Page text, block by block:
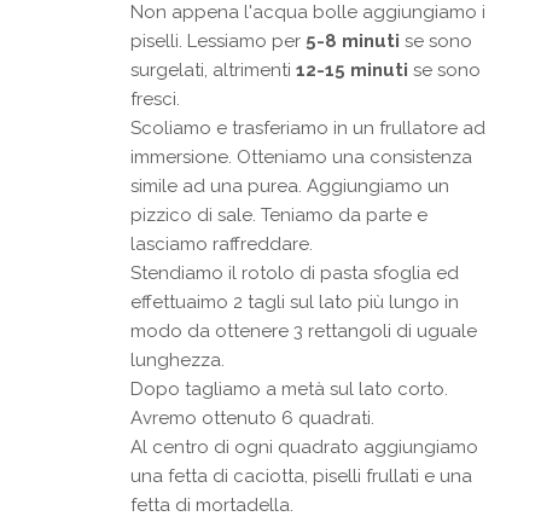
Non appena l'acqua bolle aggiungiamo i
piselli. Lessiamo per 5-8 minuti se sono
surgelati, altrimenti12-15 minuti se sono
fresci.
Scoliamo e trasferiamo in un frullatore ad
immersione. Otteniamo una consistenza
simile ad una purea. Aggiungiamo un
pizzico di sale. Teniamo da parte e
lasciamo raffreddare.
Stendiamo il rotolo di pasta sfoglia ed
effettuaimo 2 tagli sul lato più lungo in
modo da ottenere 3 rettangoli di uguale
lunghezza.
Dopo tagliamo a metà sul lato corto.
Avremo ottenuto 6 quadrati.
Al centro di ogni quadrato aggiungiamo
una fetta di caciotta, piselli frullati e una
fetta di mortadella.